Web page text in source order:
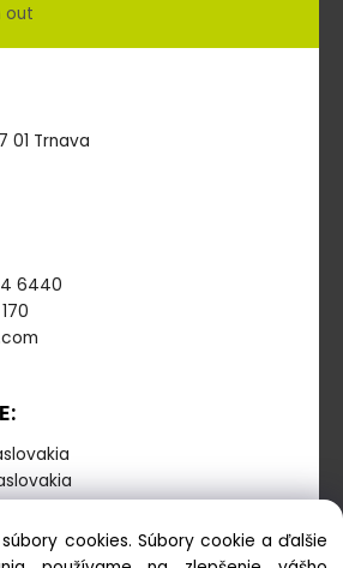
out
01 Trnava
6440
DOBAcookies. Súbory cookie a ďalšie